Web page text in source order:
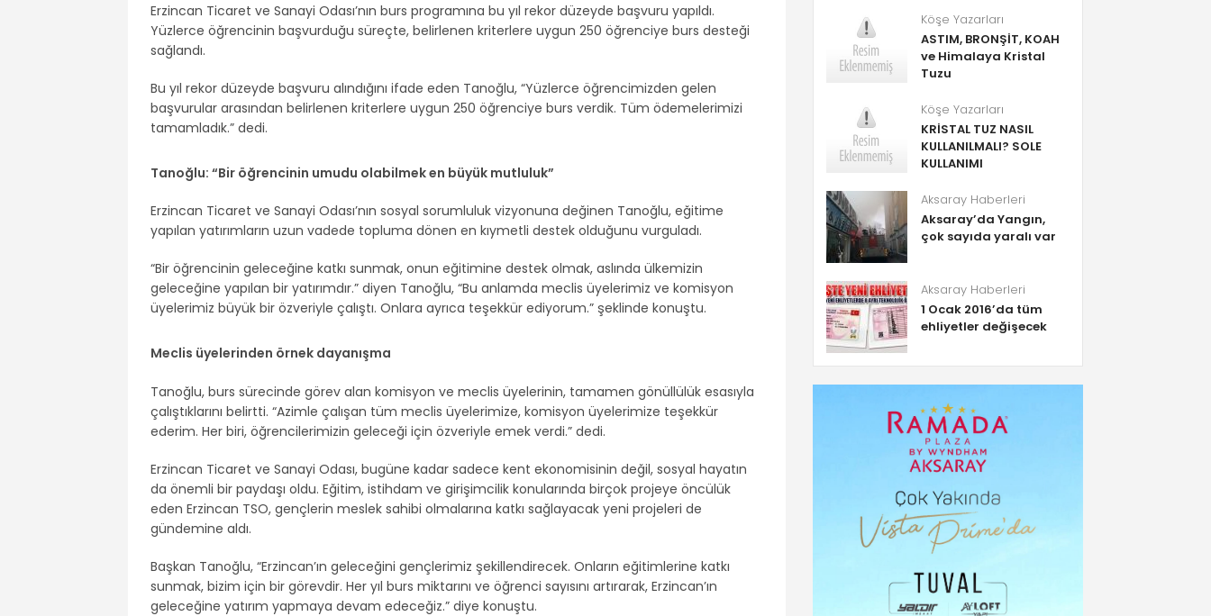
Erzincan Ticaret ve Sanayi Odası’nın burs programına bu yıl rekor düzeyde başvuru yapıldı.
Yüzlerce öğrencinin başvurduğu süreçte, belirlenen kriterlere uygun 250 öğrenciye burs desteği
sağlandı.
Bu yıl rekor düzeyde başvuru alındığını ifade eden Tanoğlu, “Yüzlerce öğrencimizden gelen
başvurular arasından belirlenen kriterlere uygun 250 öğrenciye burs verdik. Tüm ödemelerimizi
tamamladık.” dedi.
Tanoğlu: “Bir öğrencinin umudu olabilmek en büyük mutluluk”
Erzincan Ticaret ve Sanayi Odası’nın sosyal sorumluluk vizyonuna değinen Tanoğlu, eğitime
yapılan yatırımların uzun vadede topluma dönen en kıymetli destek olduğunu vurguladı.
“Bir öğrencinin geleceğine katkı sunmak, onun eğitimine destek olmak, aslında ülkemizin
geleceğine yapılan bir yatırımdır.” diyen Tanoğlu, “Bu anlamda meclis üyelerimiz ve komisyon
üyelerimiz büyük bir özveriyle çalıştı. Onlara ayrıca teşekkür ediyorum.” şeklinde konuştu.
Meclis üyelerinden örnek dayanışma
Tanoğlu, burs sürecinde görev alan komisyon ve meclis üyelerinin, tamamen gönüllülük esasıyla
çalıştıklarını belirtti. “Azimle çalışan tüm meclis üyelerimize, komisyon üyelerimize teşekkür
ederim. Her biri, öğrencilerimizin geleceği için özveriyle emek verdi.” dedi.
Erzincan Ticaret ve Sanayi Odası, bugüne kadar sadece kent ekonomisinin değil, sosyal hayatın
da önemli bir paydaşı oldu. Eğitim, istihdam ve girişimcilik konularında birçok projeye öncülük
eden Erzincan TSO, gençlerin meslek sahibi olmalarına katkı sağlayacak yeni projeleri de
gündemine aldı.
Başkan Tanoğlu, “Erzincan’ın geleceğini gençlerimiz şekillendirecek. Onların eğitimlerine katkı
sunmak, bizim için bir görevdir. Her yıl burs miktarını ve öğrenci sayısını artırarak, Erzincan’ın
geleceğine yatırım yapmaya devam edeceğiz.” diye konuştu.
Köşe Yazarları
ASTIM, BRONŞİT, KOAH
ve Himalaya Kristal
Tuzu
Köşe Yazarları
KRİSTAL TUZ NASIL
KULLANILMALI? SOLE
KULLANIMI
Aksaray Haberleri
Aksaray’da Yangın,
çok sayıda yaralı var
Aksaray Haberleri
1 Ocak 2016’da tüm
ehliyetler değişecek